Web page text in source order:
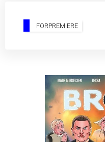
FORPREMIERE